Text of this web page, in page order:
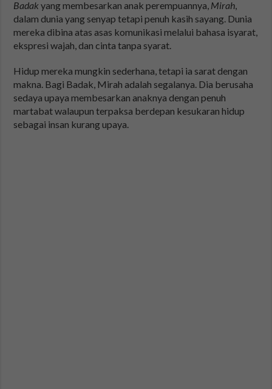
Badakyang membesarkan anak perempuannya, Mirah,
dalam dunia yang senyap tetapi penuh kasih sayang. Dunia
mereka dibina atas asas komunikasi melalui bahasa isyarat,
ekspresi wajah, dan cinta tanpa syarat.
Hidup mereka mungkin sederhana, tetapi ia sarat dengan
makna. Bagi Badak, Mirah adalah segalanya. Dia berusaha
sedaya upaya membesarkan anaknya dengan penuh
martabat walaupun terpaksa berdepan kesukaran hidup
sebagai insan kurang upaya.